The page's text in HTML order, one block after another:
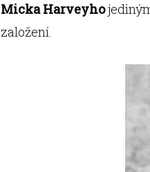
Micka Harveyho
založení.